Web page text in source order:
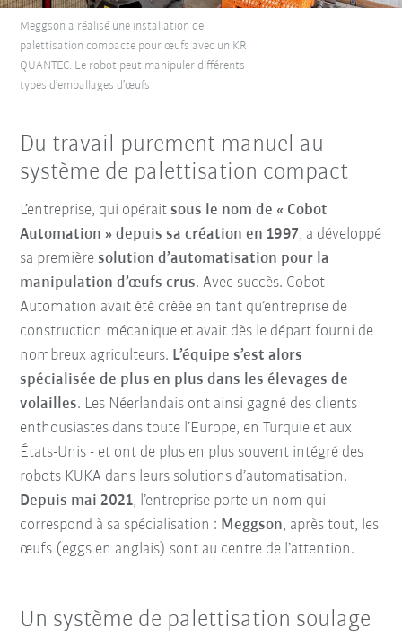
Meggson a réalisé une installation de
palettisation compacte pour œufs avec un KR
QUANTEC. Le robot peut manipuler différents
types d’emballages d’œufs
Du travail purement manuel au
système de palettisation compact
L’entreprise, qui opéraitsous le nom de « Cobot
Automation » depuis sa création en 1997, a développé
sa premièresolution d’automatisation pour la
manipulation d’œufs crus. Avec succès. Cobot
Automation avait été créée en tant qu’entreprise de
construction mécanique et avait dès le départ fourni de
nombreux agriculteurs. L’équipe s’est alors
spécialisée de plus en plus dans les élevages de
volailles. Les Néerlandais ont ainsi gagné des clients
enthousiastes dans toute l’Europe, en Turquie et aux
États-Unis - et ont de plus en plus souvent intégré des
robots KUKA dans leurs solutions d’automatisation.
Depuis mai 2021, l’entreprise porte un nom qui
correspond à sa spécialisation : Meggson, après tout, les
œufs (eggs en anglais) sont au centre de l’attention.
Un système de palettisation soulage